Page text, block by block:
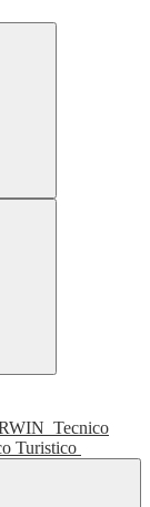
Tecnico
Turistico